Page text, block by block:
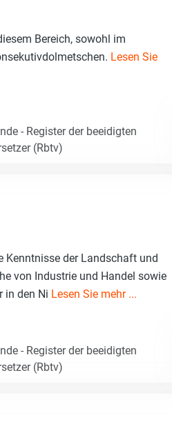
Bereich, sowohl im
Lesen Sie
- Register der beeidigten
(Rbtv)
Kenntnisse der Landschaft und
von Industrie und Handel sowie
in den Ni Lesen Sie mehr ...
- Register der beeidigten
(Rbtv)